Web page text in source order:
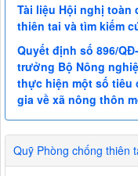
Tài liệu Hội nghị toàn
thiên tai và tìm kiếm
Quyết định số 896/
trưởng Bộ Nông
thực hiện một số tiêu
gia về xã nông thôn
Quỹ Phòng chống thiên